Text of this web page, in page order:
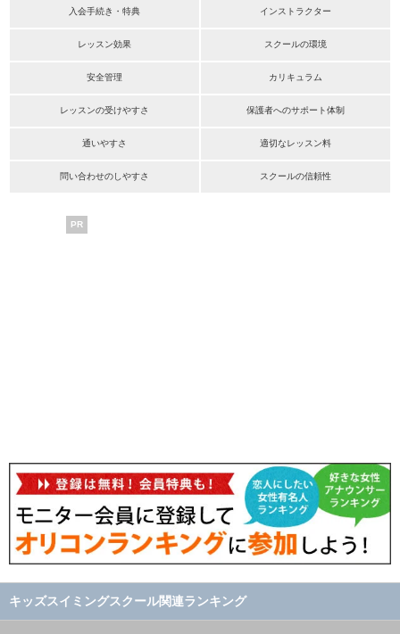
入会手続き・特典 インストラクター
レッスン効果 スクールの環境
安全管理 カリキュラム
レッスンの受けやすさ 保護者へのサポート体制
通いやすさ 適切なレッスン料
問い合わせのしやすさ スクールの信頼性
PR
キッズスイミングスクール関連ランキング